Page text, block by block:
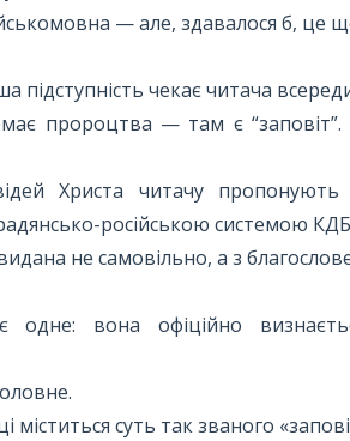
— але, здавалося б, це
підступність чекає читача
пророцтва — там є “заповіт”.
Христа читачу пропонують
російською системою
не самовільно, а з
одне: вона офіційно
міститься суть так званого